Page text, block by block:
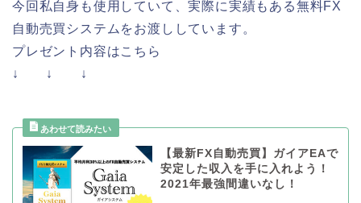
今回私自身も使用していて、実際に実績もある無料FX
自動売買システムをお渡ししています。
プレゼント内容はこちら
↓ ↓ ↓
【最新FX自動売買】ガイアEAで
安定した収入を手に入れよう！
2021年最強間違いなし！